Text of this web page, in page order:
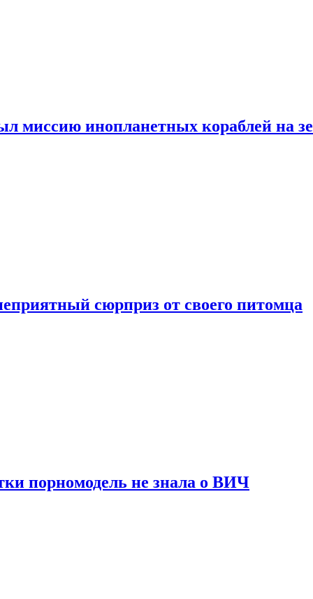
миссию инопланетных кораблей на
сюрприз от своего питомца
порномодель не знала о ВИЧ